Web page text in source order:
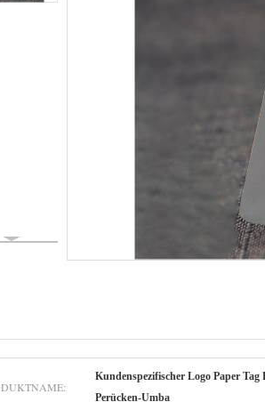
Kundenspezifischer Logo Paper
Perücken-Umba